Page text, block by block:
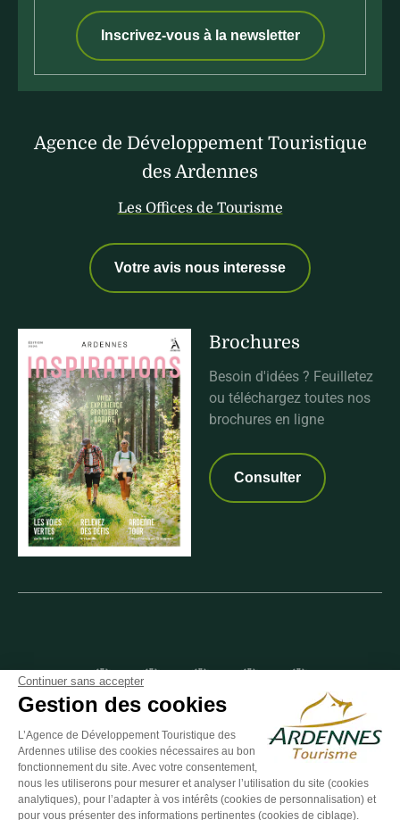
Inscrivez-vous à la newsletter
Agence de Développement Touristique
des Ardennes
Les Offices de Tourisme
Votre avis nous interesse
Brochures
Besoin d'idées ? Feuilletez
ou téléchargez toutes nos
brochures en ligne
Consulter
Suivez-nous sur Facebook
ESPACE GROUPES ESPACE PRESSE ESPACE PRO
Plan du site-Politique de confidentialité -Mentions légales -
Éditer mes cookies -Made with byIRIS Interactive
Continuer sans accepter
Gestion des cookies
L’Agence de Développement Touristique des
Ardennes utilise des cookies nécessaires au bon
fonctionnement du site. Avec votre consentement,
nous les utiliserons pour mesurer et analyser l’utilisation du site (cookies
analytiques), pour l’adapter à vos intérêts (cookies de personnalisation) et
pour vous présenter des informations pertinentes (cookies de ciblage).